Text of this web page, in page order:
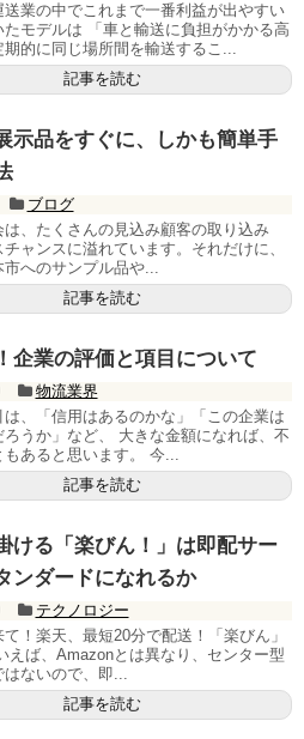
送業の中でこれまで一番利益が出やすい
たモデルは 「車と輸送に負担がかかる高
期的に同じ場所間を輸送するこ...
記事を読む
示品をすぐに、しかも簡単手
ブログ
は、たくさんの見込み顧客の取り込み
ャンスに溢れています。それだけに、
市へのサンプル品や...
記事を読む
企業の評価と項目について
物流業界
、「信用はあるのかな」「この企業は
うか」など、 大きな金額になれば、不
もあると思います。 今...
記事を読む
ける「楽びん！」は即配サー
ンダードになれるか
テクノロジー
て！楽天、最短20分で配送！「楽びん」
えば、Amazonとは異なり、センター型
はないので、即...
記事を読む